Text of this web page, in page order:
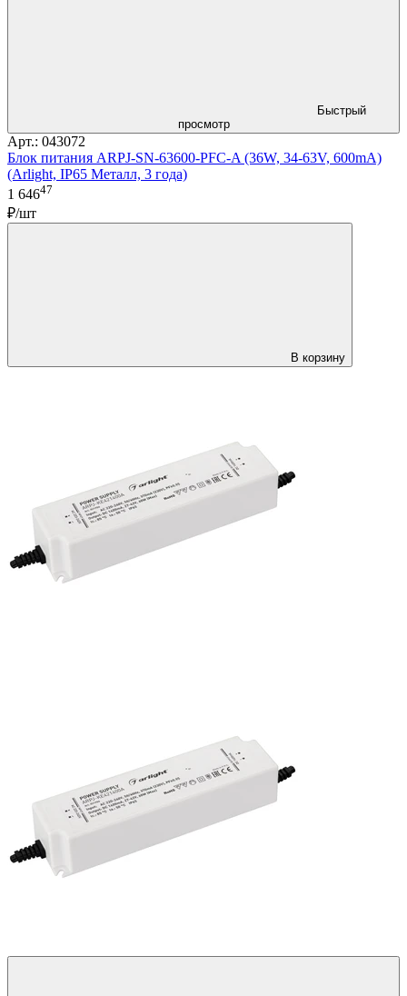
Быстрый
просмотр
Арт.: 043072
Блок питания ARPJ-SN-63600-PFC-A (36W, 34-63V, 600mA)
(Arlight, IP65 Металл, 3 года)
1 64647
₽/шт
В корзину